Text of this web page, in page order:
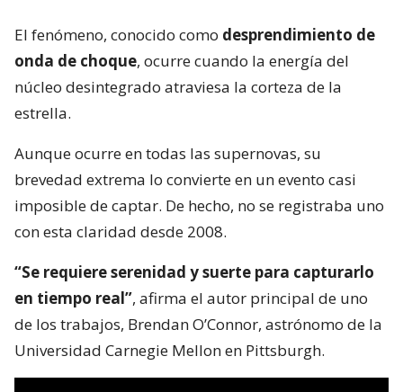
El fenómeno, conocido como desprendimiento de
onda de choque, ocurre cuando la energía del
núcleo desintegrado atraviesa la corteza de la
estrella.
Aunque ocurre en todas las supernovas, su
brevedad extrema lo convierte en un evento casi
imposible de captar. De hecho, no se registraba uno
con esta claridad desde 2008.
“Se requiere serenidad y suerte para capturarlo
en tiempo real”, afirma el autor principal de uno
de los trabajos, Brendan O’Connor, astrónomo de la
Universidad Carnegie Mellon en Pittsburgh.